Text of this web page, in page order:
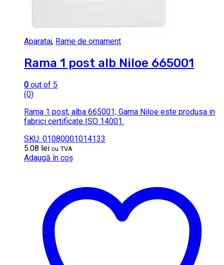
Aparataj, Rame de ornament
Rama 1 post alb Niloe 665001
0 out of 5
(0)
Rama 1 post, alba 665001; Gama Niloe este produsa in
fabrici certificate ISO 14001.
SKU: 01080001014133
5.08 lei cu TVA
Adaugă în coș